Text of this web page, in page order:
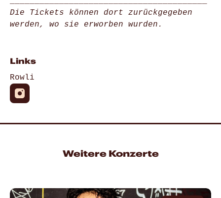
Die Tickets können dort zurückgegeben
werden, wo sie erworben wurden.
Links
Rowli
Weitere Konzerte